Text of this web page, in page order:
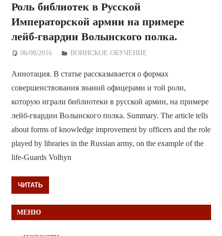
Роль библиотек в Русской
Императорской армии на примере
лейб-гвардии Волынского полка.
06/08/2016 Дежурный по Редакции
ВОИНСКОЕ ОБУЧЕНИЕ
Аннотация. В статье рассказывается о формах
совершенствования знаний офицерами и той роли,
которую играли библиотеки в русской армии, на примере
лейб-гвардии Волынского полка. Summary. The article tells
about forms of knowledge improvement by officers and the role
played by libraries in the Russian army, on the example of the
life-Guards Volhyn
ЧИТАТЬ
МЕНЮ